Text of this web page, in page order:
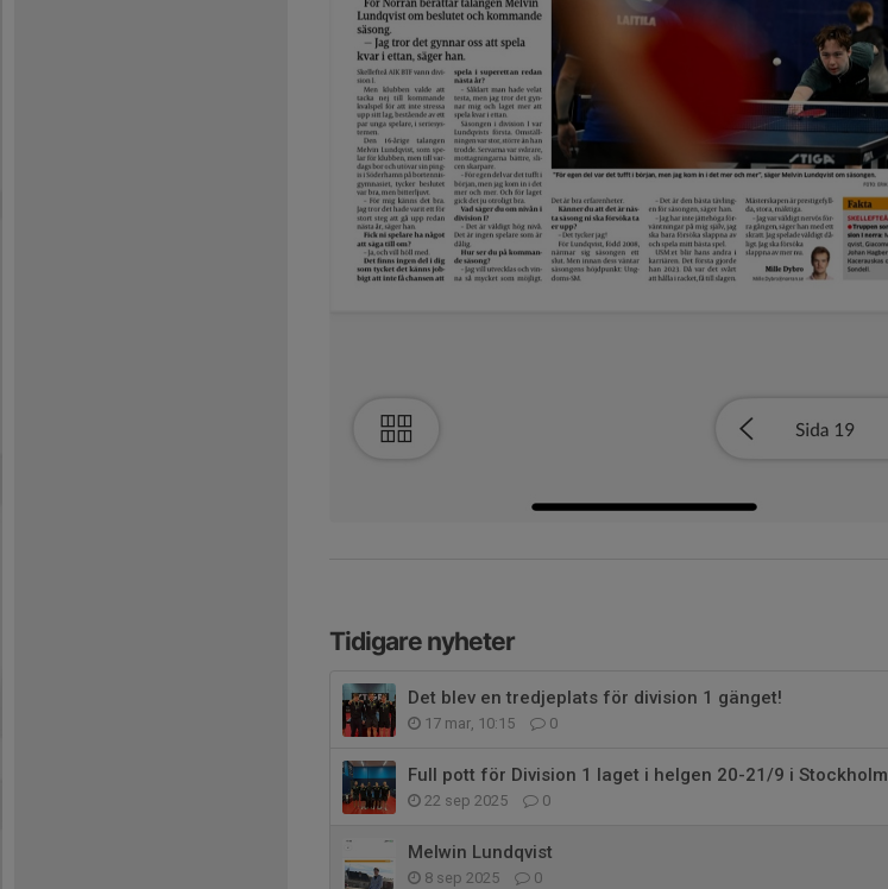
Tidigare nyheter
Det blev en tredjeplats för division 1 gänget!
17 mar, 10:15 0
Full pott för Division 1 laget i helgen 20-21/9 i Stockholm
22 sep 2025 0
Melwin Lundqvist
8 sep 2025 0